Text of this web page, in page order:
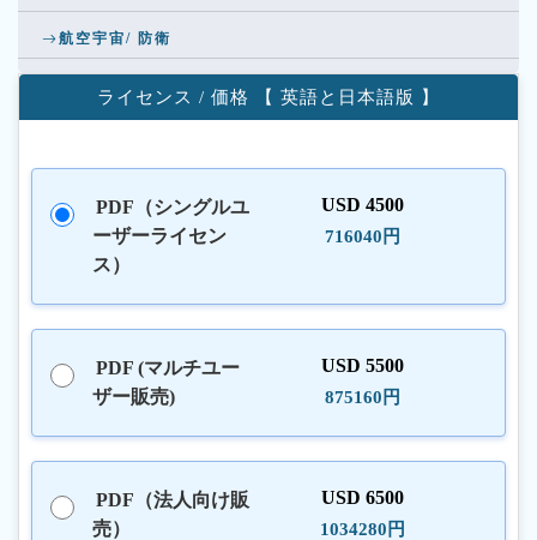
航空宇宙/ 防衛
ライセンス / 価格 【 英語と日本語版 】
PDF（シングルユ
ーザーライセン
ス）
USD 4500
716040円
PDF (マルチユー
ザー販売)
USD 5500
875160円
PDF（法人向け販
売）
USD 6500
1034280円